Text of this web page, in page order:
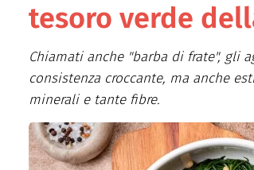
Healthy
Consigli
tesoro verde
Chiamati anche "barba di frate", gli
consistenza croccante, ma anche
minerali e tante fibre.